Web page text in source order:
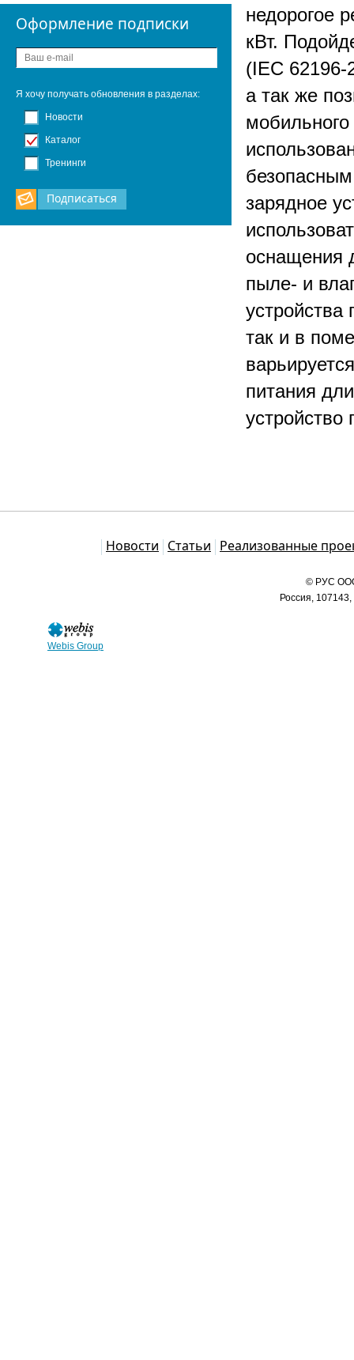
Оформление подписки
Я хочу получать обновления в разделах:
Новости
Каталог
Тренинги
Подписаться
Webis Group
недорогое
кВт.
(IEC 62196-
а так же
зарядное
оснащения
пыле- и
устройства
так и в
питания
Новости Статьи Реализованные
© РУС ООО
Россия,